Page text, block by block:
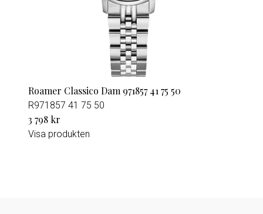
Roamer Classico Dam 971857 41 75 50
R971857 41 75 50
3 798 kr
Visa produkten